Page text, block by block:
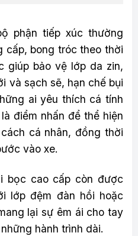
phận tiếp xúc thường
cấp, bong tróc theo thời
giúp bảo vệ lớp da zin,
và sạch sẽ, hạn chế bụi
ai yêu thích cá tính
điểm nhấn để thể hiện
cá nhân, đồng thời
vào xe.
bọc cao cấp còn được
lớp đệm đàn hồi hoặc
lại sự êm ái cho tay
hành trình dài.